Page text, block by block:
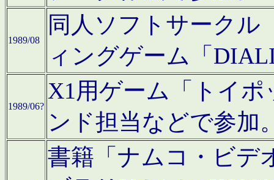
1989/08
同人ソフトサークル
ィングゲーム「
1989/06?
X1用ゲーム「トイ
ンド担当などで参加
書籍「ナムコ・ビデ